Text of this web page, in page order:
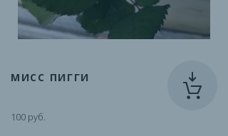
МИСС ПИГГИ
100 руб.